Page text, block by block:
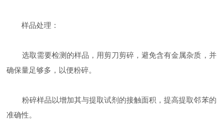
样品处理：
选取需要检测的样品，用剪刀剪碎，避免含有金属杂质，并
确保量足够多，以便粉碎。
粉碎样品以增加其与提取试剂的接触面积，提高提取邻苯的
准确性。